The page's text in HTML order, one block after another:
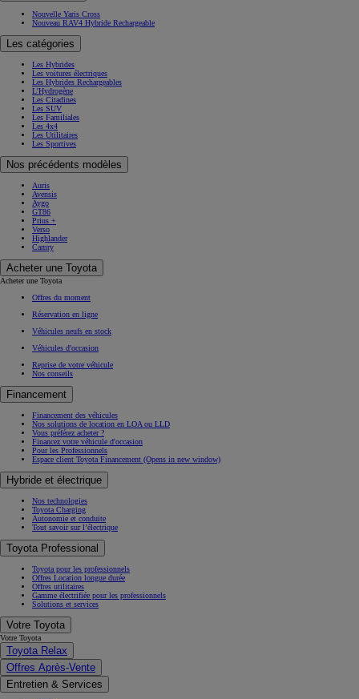
Nouvelle Yaris Cross
Nouveau RAV4 Hybride Rechargeable
Les catégories
Les Hybrides
Les voitures électriques
Les Hybrides Rechargeables
L'Hydrogène
Les Citadines
Les SUV
Les Familiales
Les 4x4
Les Utilitaires
Les Sportives
Nos précédents modèles
Auris
Avensis
Aygo
GT86
Prius +
Verso
Highlander
Camry
Acheter une Toyota
Acheter une Toyota
Offres du moment
Réservation en ligne
Véhicules neufs en stock
Véhicules d'occasion
Reprise de votre véhicule
Nos conseils
Financement
Financement des véhicules
Nos solutions de location en LOA ou LLD
Vous préférez acheter ?
Financez votre véhicule d'occasion
Pour les Professionnels
Espace client Toyota Financement (Opens in new window)
Hybride et électrique
Nos technologies
Toyota Charging
Autonomie et conduite
Tout savoir sur l’électrique
Toyota Professional
Toyota pour les professionnels
Offres Location longue durée
Offres utilitaires
Gamme électrifiée pour les professionnels
Solutions et services
Votre Toyota
Votre Toyota
Toyota Relax
Offres Après-Vente
Entretien & Services